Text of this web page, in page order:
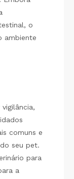
o
ambiente
comuns e
seu pet.
para
a